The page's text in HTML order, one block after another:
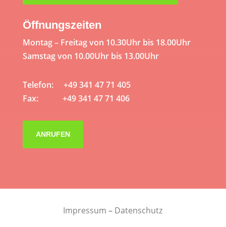
Öffnungszeiten
Montag – Freitag von 10.30Uhr bis 18.00Uhr
Samstag von 10.00Uhr bis 13.00Uhr
Telefon: +49 341 47 71 405
Fax: +49 341 47 71 406
ANRUFEN
Impressum – Datenschutz